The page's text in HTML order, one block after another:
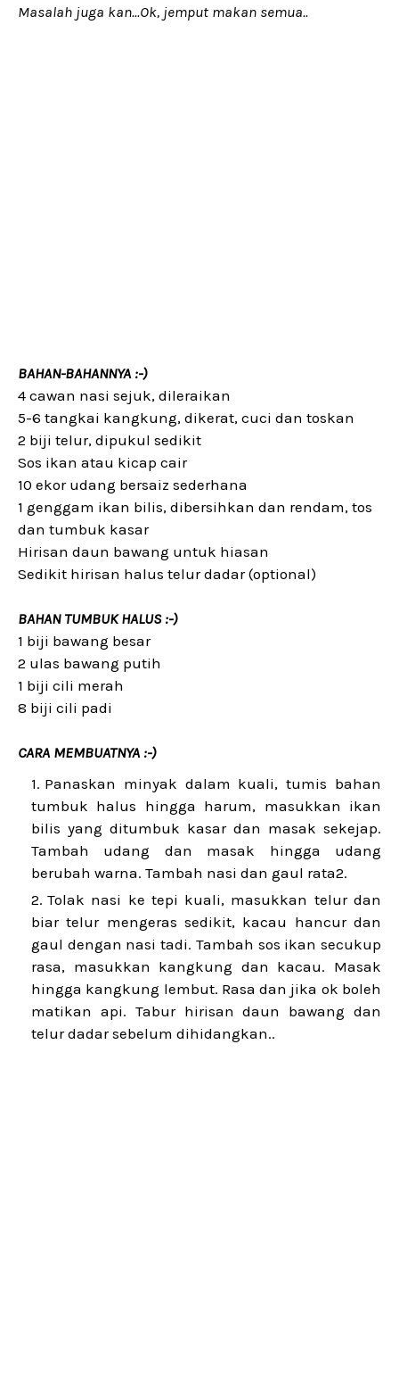
Masalah juga kan...Ok, jemput makan semua..
BAHAN-BAHANNYA :-)
4 cawan nasi sejuk, dileraikan
5-6 tangkai kangkung, dikerat, cuci dan toskan
2 biji telur, dipukul sedikit
Sos ikan atau kicap cair
10 ekor udang bersaiz sederhana
1 genggam ikan bilis, dibersihkan dan rendam, tos
dan tumbuk kasar
Hirisan daun bawang untuk hiasan
Sedikit hirisan halus telur dadar (optional)
BAHAN TUMBUK HALUS :-)
1 biji bawang besar
2 ulas bawang putih
1 biji cili merah
8 biji cili padi
CARA MEMBUATNYA :-)
Panaskan minyak dalam kuali, tumis bahan
tumbuk halus hingga harum, masukkan ikan
bilis yang ditumbuk kasar dan masak sekejap.
Tambah udang dan masak hingga udang
berubah warna. Tambah nasi dan gaul rata2.
Tolak nasi ke tepi kuali, masukkan telur dan
biar telur mengeras sedikit, kacau hancur dan
gaul dengan nasi tadi. Tambah sos ikan secukup
rasa, masukkan kangkung dan kacau. Masak
hingga kangkung lembut. Rasa dan jika ok boleh
matikan api. Tabur hirisan daun bawang dan
telur dadar sebelum dihidangkan..